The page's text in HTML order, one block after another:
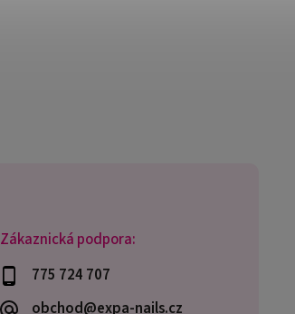
Zákaznická podpora:
775 724 707
obchod@expa-nails.cz